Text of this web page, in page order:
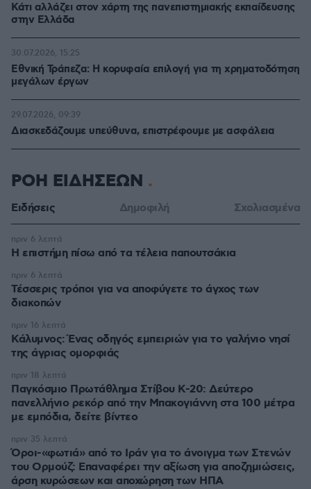
Κάτι αλλάζει στον χάρτη της πανεπιστημιακής εκπαίδευσης
στην Ελλάδα
Εθνική Τράπεζα: Η κορυφαία επιλογή για τη χρηματοδότηση
μεγάλων έργων
30.07.2026, 15:25
Διασκεδάζουμε υπεύθυνα, επιστρέφουμε με ασφάλεια
29.07.2026, 09:39
ΡΟΗ ΕΙΔΗΣΕΩΝ
Ειδήσεις Δημοφιλή Σχολιασμένα
Η επιστήμη πίσω από τα τέλεια παπουτσάκια
πριν 6 λεπτά
Τέσσερις τρόποι για να αποφύγετε το άγχος των
διακοπών
πριν 6 λεπτά
Κάλυμνος: Ένας οδηγός εμπειριών για το γαλήνιο νησί
της άγριας ομορφιάς
πριν 16 λεπτά
Παγκόσμιο Πρωτάθλημα Στίβου Κ-20: Δεύτερο
πανελλήνιο ρεκόρ από την Μπακογιάννη στα 100 μέτρα
με εμπόδια, δείτε βίντεο
πριν 18 λεπτά
Όροι-«φωτιά» από το Ιράν για το άνοιγμα των Στενών
του Ορμούζ: Επαναφέρει την αξίωση για αποζημιώσεις,
άρση κυρώσεων και αποχώρηση των ΗΠΑ
πριν 35 λεπτά